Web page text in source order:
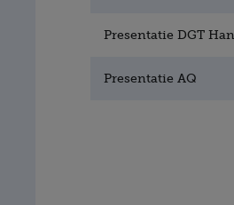
Presentatie DGT
Presentatie AQ